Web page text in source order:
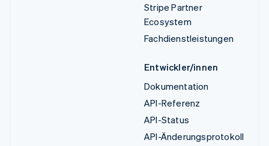
Stripe Partner
Ecosystem
Fachdienstleistungen
Entwickler/innen
Dokumentation
API-Referenz
API-Status
API-Änderungsprotokoll